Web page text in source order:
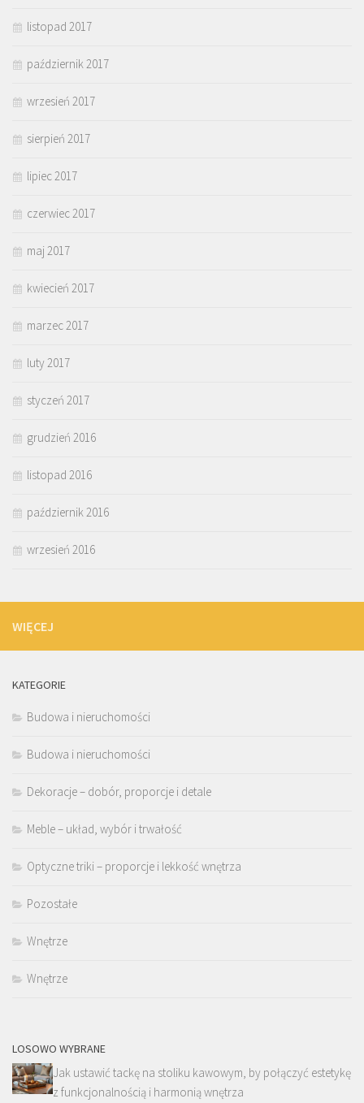
listopad 2017
październik 2017
wrzesień 2017
sierpień 2017
lipiec 2017
czerwiec 2017
maj 2017
kwiecień 2017
marzec 2017
luty 2017
styczeń 2017
grudzień 2016
listopad 2016
październik 2016
wrzesień 2016
WIĘCEJ
KATEGORIE
Budowa i nieruchomości
Budowa i nieruchomości
Dekoracje – dobór, proporcje i detale
Meble – układ, wybór i trwałość
Optyczne triki – proporcje i lekkość wnętrza
Pozostałe
Wnętrze
Wnętrze
LOSOWO WYBRANE
Jak ustawić tackę na stoliku kawowym, by połączyć estetykę
z funkcjonalnością i harmonią wnętrza